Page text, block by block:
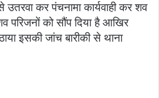
कर पंचनामा कार्यवाही कर शव
परिजनों को सौंप दिया है आखिर
इसकी जांच बारीकी से थाना